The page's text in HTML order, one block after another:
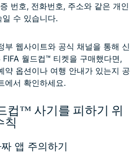
번호, 전화번호, 주소와 같은 개인
수 있습니다.
부 웹사이트와 공식 채널을 통해 신
월드컵™ 티켓을 구매했다면,
약 옵션이나 여행 안내가 있는지 공
에서 확인하세요.
컵™ 사기를 피하기 위
칙
앱 주의하기